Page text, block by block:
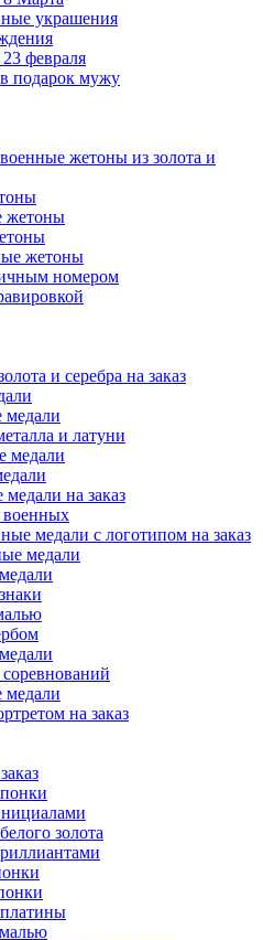
украшения
февраля
подарок мужу
жетоны из золота и
жетоны
жетоны
номером
и серебра на заказ
медали
и латуни
медали
на заказ
медали с логотипом на заказ
медали
медали
на заказ
золота